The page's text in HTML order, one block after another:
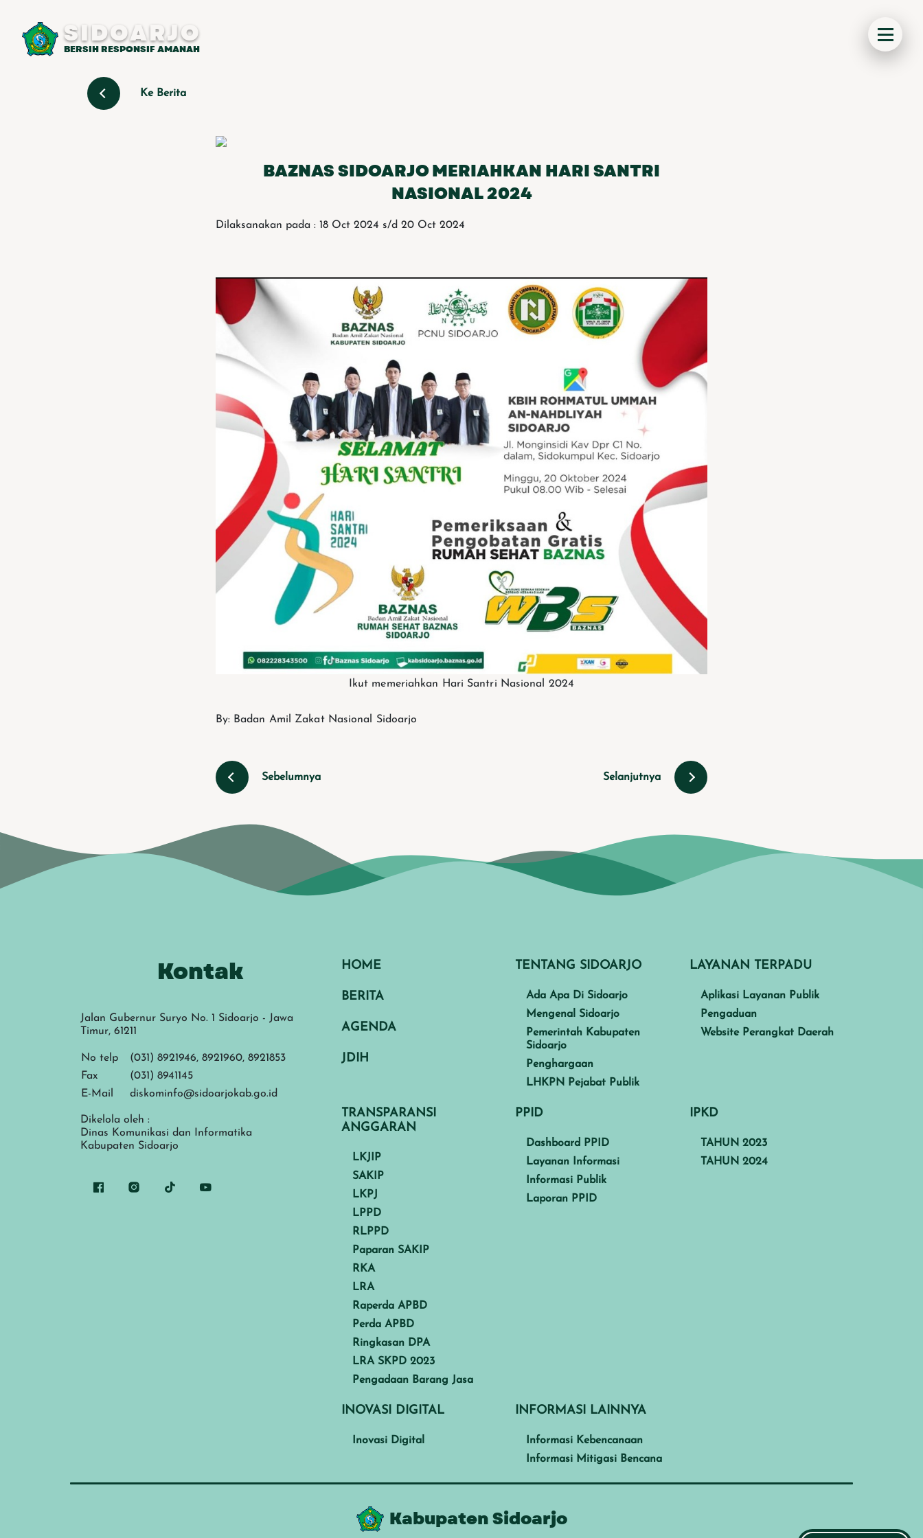
SIDOARJO
BERSIH RESPONSIF AMANAH
Ke Berita
BAZNAS SIDOARJO MERIAHKAN HARI SANTRI
NASIONAL 2024
Dilaksanakan pada : 18 Oct 2024 s/d 20 Oct 2024
Ikut memeriahkan Hari Santri Nasional 2024
By: Badan Amil Zakat Nasional Sidoarjo
Sebelumnya Selanjutnya
Kontak
Jalan Gubernur Suryo No. 1 Sidoarjo - Jawa
Timur, 61211
No telp
(031) 8921946, 8921960, 8921853
Fax
(031) 8941145
E-Mail
diskominfo@sidoarjokab.go.id
Dikelola oleh :
Dinas Komunikasi dan Informatika
Kabupaten Sidoarjo
HOME
BERITA
AGENDA
JDIH
TENTANG SIDOARJO
Ada Apa Di Sidoarjo
Mengenal Sidoarjo
Pemerintah Kabupaten
Sidoarjo
Penghargaan
LHKPN Pejabat Publik
LAYANAN TERPADU
Aplikasi Layanan Publik
Pengaduan
Website Perangkat Daerah
TRANSPARANSI
ANGGARAN
LKJIP
SAKIP
LKPJ
LPPD
RLPPD
Paparan SAKIP
RKA
LRA
Raperda APBD
Perda APBD
Ringkasan DPA
LRA SKPD 2023
Pengadaan Barang Jasa
PPID
Dashboard PPID
Layanan Informasi
Informasi Publik
Laporan PPID
IPKD
TAHUN 2023
TAHUN 2024
INOVASI DIGITAL
Inovasi Digital
INFORMASI LAINNYA
Informasi Kebencanaan
Informasi Mitigasi Bencana
Kabupaten Sidoarjo